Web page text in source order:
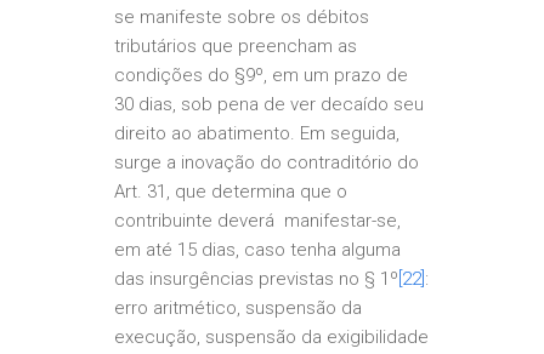
se manifeste sobre os débitos
tributários que preencham as
condições do §9º, em um prazo de
30 dias, sob pena de ver decaído seu
direito ao abatimento. Em seguida,
surge a inovação do contraditório do
Art. 31, que determina que o
contribuinte deverá manifestar-se,
em até 15 dias, caso tenha alguma
das insurgências previstas no § 1º [22]:
erro aritmético, suspensão da
execução, suspensão da exigibilidade